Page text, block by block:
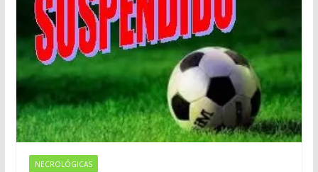
NECROLÓGICAS